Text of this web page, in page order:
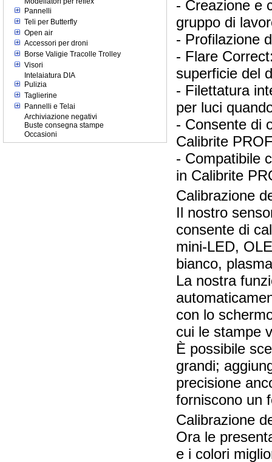
Pannelli
Teli per Butterfly
Open air
Accessori per droni
Borse Valigie Tracolle Trolley
Visori
Intelaiatura DIA
Pulizia
Taglierine
Pannelli e Telai
Archiviazione negativi
Buste consegna stampe
Occasioni
- Creazione e
gruppo di
- Profilazione
- Flare
superficie del
- Filettatura
per luci
- Consente di
Calibrite
- Compatibile
in Calibrite
Calibrazione
Il nostro
consente di
mini-LED,
bianco,
La nostra
con lo
cui le stampe
È possibile
grandi;
precisione
forniscono un
Calibrazione
Ora le
e i colori